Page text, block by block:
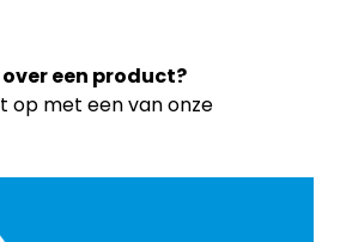
een product?
op met een van onze